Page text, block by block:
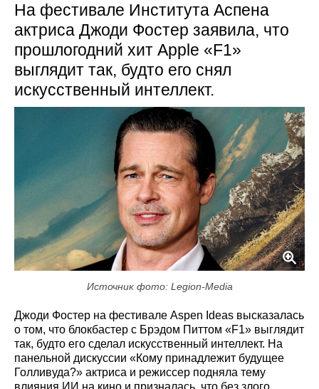
На фестивале Института Аспена
актриса Джоди Фостер заявила, что
прошлогодний хит Apple «F1»
выглядит так, будто его снял
искусственный интеллект.
Источник фото: Legion-Media
Джоди Фостер на фестивале Aspen Ideas высказалась
о том, что блокбастер с Брэдом Питтом «F1» выглядит
так, будто его сделал искусственный интеллект. На
панельной дискуссии «Кому принадлежит будущее
Голливуда?» актриса и режиссер подняла тему
влияния ИИ на кино и призналась, что без злого